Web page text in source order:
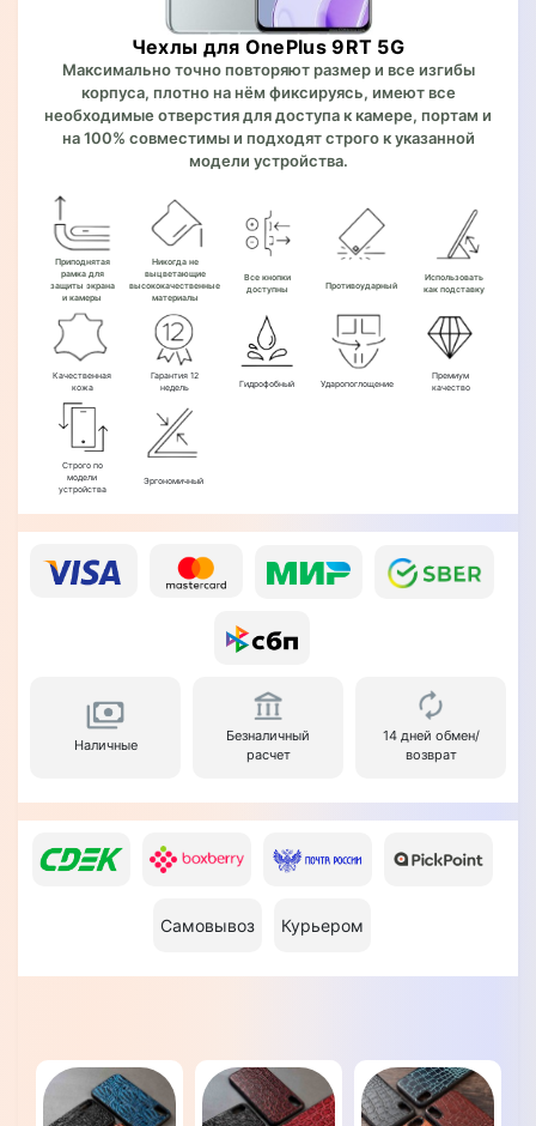
Чехлы для OnePlus 9RT 5G
Максимально точно повторяют размер и все изгибы
корпуса, плотно на нём фиксируясь, имеют все
необходимые отверстия для доступа к камере, портам и
на 100% совместимы и подходят строго к указанной
модели устройства.
Приподнятая
рамка для
защиты экрана
и камеры
Никогда не
выцветающие
высококачественные
материалы
Все кнопки
доступны
Противоударный
Использовать
как подставку
Качественная
кожа
Гарантия 12
недель
Гидрофобный Ударопоглощение
Премиум
качество
Строго по
модели
устройства
Эргономичный
Наличные
Безналичный
расчет
14 дней обмен/
возврат
Самовывоз Курьером